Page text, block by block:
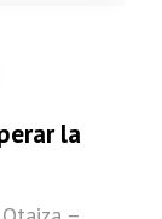
la